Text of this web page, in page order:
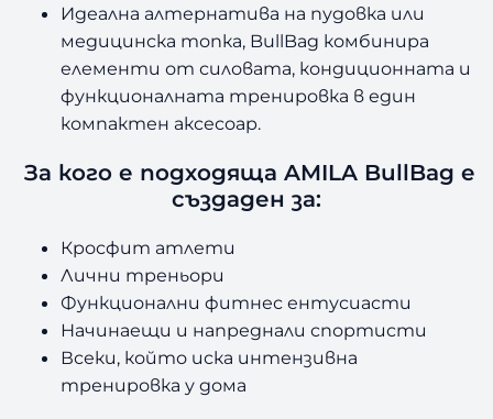
Идеална алтернатива на пудовка или
медицинска топка, BullBag комбинира
елементи от силовата, кондиционната и
функционалната тренировка в един
компактен аксесоар.
За кого е подходяща AMILA BullBag е
създаден за:
Кросфит атлети
Лични треньори
Функционални фитнес ентусиасти
Начинаещи и напреднали спортисти
Всеки, който иска интензивна
тренировка у дома